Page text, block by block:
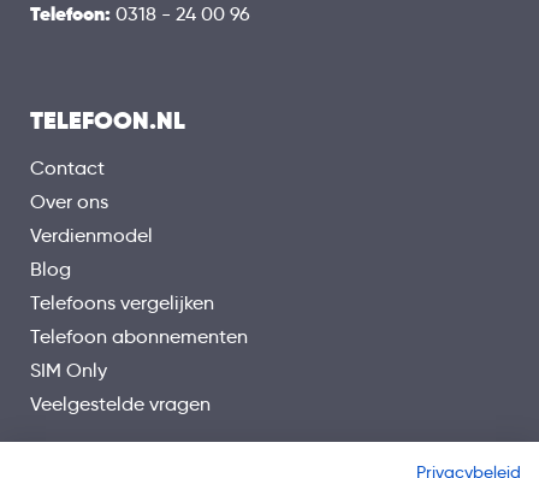
Telefoon: 0318 - 24 00 96
TELEFOON.NL
Contact
Over ons
Verdienmodel
Blog
Telefoons vergelijken
Telefoon abonnementen
SIM Only
Veelgestelde vragen
Privacybeleid